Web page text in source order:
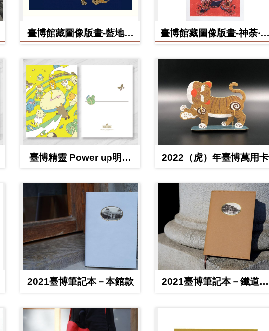
臺博館藏圖像版畫-藍地黃
臺博館藏圖像版畫-神荼‧鬱
臺博精靈 Power up明信
2022（虎）年臺博萬用卡
2021臺博筆記本－本館款
2021臺博筆記本－鐵道部